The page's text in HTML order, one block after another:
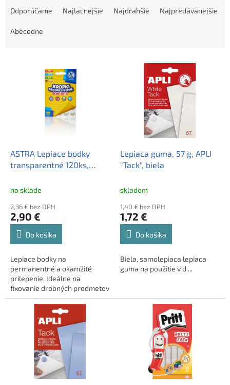
Odporúčame Najlacnejšie Najdrahšie Najpredávanejšie
Abecedne
ASTRA Lepiace bodky
transparentné 120ks,
na sklade
2,36 € bez DPH
2,90 €
Do košíka
Lepiace bodky na
permanentné a okamžité
prilepenie. Ideálne na
fixovanie drobných predmetov
z papiera, kartónu, kovu,
plastu, či dreva. Vynikajúci
pomocník pri dekoratérskych
prácach, kde je potrebné, aby
prilepenie bolo transparentné.
Tovar máme skladom,
pripravený k odoslaniu.
Lepiaca guma, 57 g, APLI
"Tack", biela
skladom
1,40 € bez DPH
1,72 €
Do košíka
Biela, samolepiaca lepiaca
guma na použitie v d ...